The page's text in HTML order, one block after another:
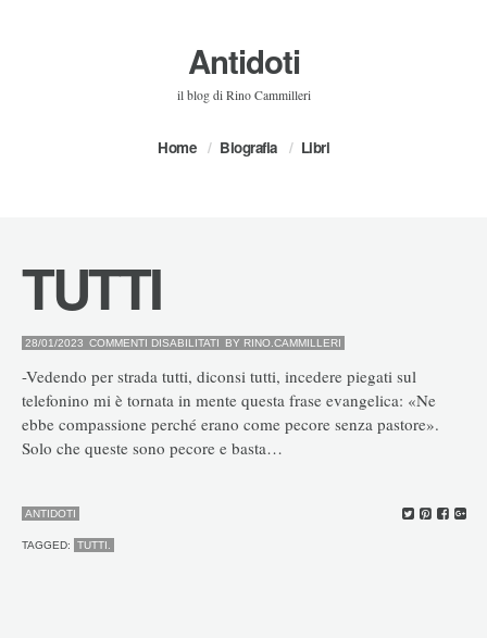
Antidoti
il blog di Rino Cammilleri
Home Biografia Libri
TUTTI
28/01/2023 COMMENTI DISABILITATI SU
BY RINO.CAMMILLERI
-Vedendo per strada tutti, diconsi tutti, incedere piegati sul
telefonino mi è tornata in mente questa frase evangelica: «Ne
ebbe compassione perché erano come pecore senza pastore».
Solo che queste sono pecore e basta…
ANTIDOTI
TAGGED: TUTTI.